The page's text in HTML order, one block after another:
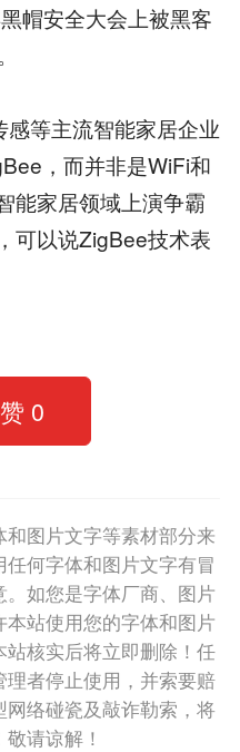
帽安全大会上被黑客
等主流智能家居企业
，而并非是WiFi和
能家居领域上演争霸
可以说ZigBee技术表
0
图片文字等素材部分来
何字体和图片文字有冒
如您是字体厂商、图片
站使用您的字体和图片
核实后将立即删除！任
者停止使用，并索要赔
络碰瓷及敲诈勒索，将
请谅解！